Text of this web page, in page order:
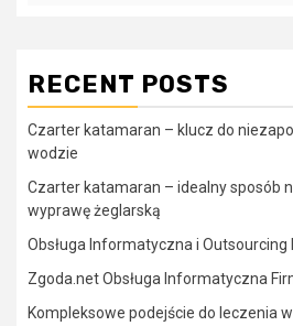
RECENT POSTS
Czarter katamaran – klucz do
wodzie
Czarter katamaran – idealny sposób
wyprawę żeglarską
Obsługa Informatyczna i Outsourcing
Zgoda.net Obsługa Informatyczna
Kompleksowe podejście do leczenia